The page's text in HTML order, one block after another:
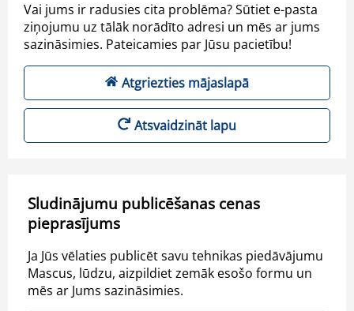
Vai jums ir radusies cita problēma? Sūtiet e-pasta
ziņojumu uz tālāk norādīto adresi un mēs ar jums
sazināsimies. Pateicamies par Jūsu pacietību!
Atgriezties mājaslapā
Atsvaidzināt lapu
Sludinājumu publicēšanas cenas
pieprasījums
Ja Jūs vēlaties publicēt savu tehnikas piedāvājumu
Mascus, lūdzu, aizpildiet zemāk esošo formu un
mēs ar Jums sazināsimies.